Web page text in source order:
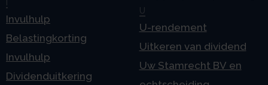
Invulhulp
Belastingkorting
Invulhulp
Dividenduitkering
U
U-rendement
Uitkeren van dividend
Uw Stamrecht BV en